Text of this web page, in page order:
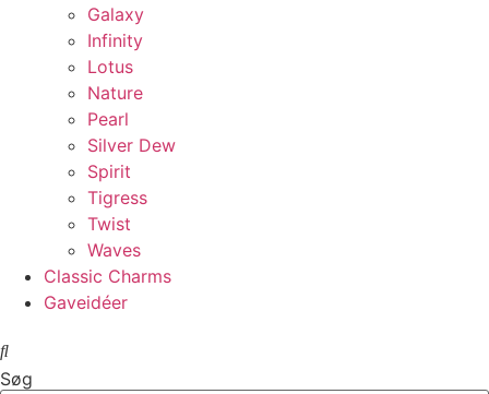
Galaxy
Infinity
Lotus
Nature
Pearl
Silver Dew
Spirit
Tigress
Twist
Waves
Classic Charms
Gaveidéer
Søg